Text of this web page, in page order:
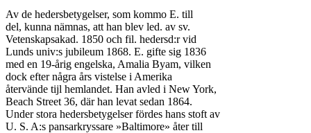
Av de hedersbetygelser, som kommo E. till
del, kunna nämnas, att han blev led. av sv.
Vetenskapsakad. 1850 och fil. hedersd:r vid
Lunds univ:s jubileum 1868. E. gifte sig 1836
med en 19-årig engelska, Amalia Byam, vilken
dock efter några års vistelse i Amerika
återvände tijl hemlandet. Han avled i New York,
Beach Street 36, där han levat sedan 1864.
Under stora hedersbetygelser fördes hans stoft av
U. S. A:s pansarkryssare »Baltimore» åter till